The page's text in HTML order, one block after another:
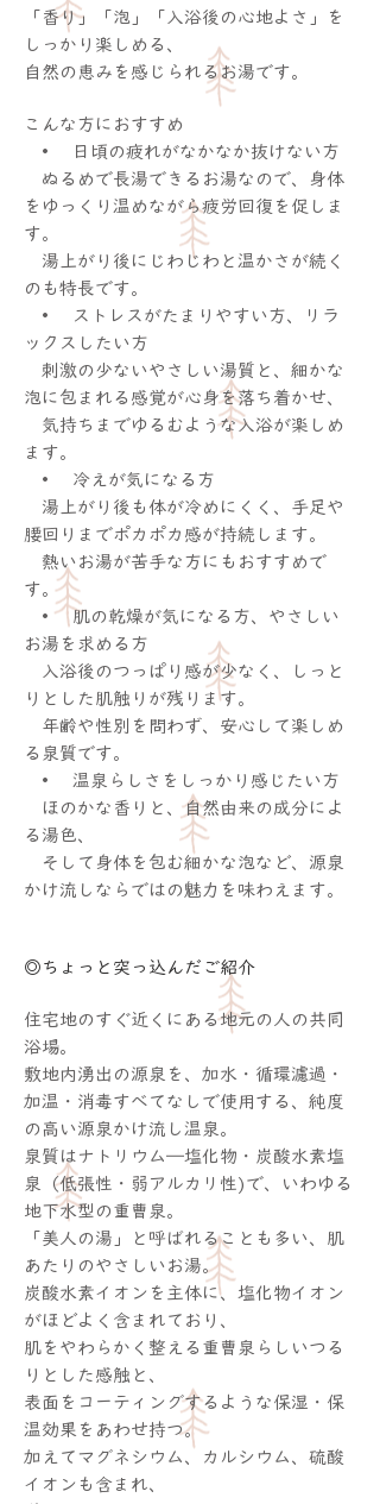
「香り」「泡」「入浴後の心地よさ」を
しっかり楽しめる、
自然の恵みを感じられるお湯です。
こんな方におすすめ
• 日頃の疲れがなかなか抜けない方
ぬるめで長湯できるお湯なので、身体
をゆっくり温めながら疲労回復を促しま
す。
湯上がり後にじわじわと温かさが続く
のも特長です。
• ストレスがたまりやすい方、リラ
ックスしたい方
刺激の少ないやさしい湯質と、細かな
泡に包まれる感覚が心身を落ち着かせ、
気持ちまでゆるむような入浴が楽しめ
ます。
• 冷えが気になる方
湯上がり後も体が冷めにくく、手足や
腰回りまでポカポカ感が持続します。
熱いお湯が苦手な方にもおすすめで
す。
• 肌の乾燥が気になる方、やさしい
お湯を求める方
入浴後のつっぱり感が少なく、しっと
りとした肌触りが残ります。
年齢や性別を問わず、安心して楽しめ
る泉質です。
• 温泉らしさをしっかり感じたい方
ほのかな香りと、自然由来の成分によ
る湯色、
そして身体を包む細かな泡など、源泉
かけ流しならではの魅力を味わえます。
◎ちょっと突っ込んだご紹介
住宅地のすぐ近くにある地元の人の共同
浴場。
敷地内湧出の源泉を、加水・循環濾過・
加温・消毒すべてなしで使用する、純度
の高い源泉かけ流し温泉。
泉質はナトリウム―塩化物・炭酸水素塩
泉（低張性・弱アルカリ性)で、いわゆる
地下水型の重曹泉。
「美人の湯」と呼ばれることも多い、肌
あたりのやさしいお湯。
炭酸水素イオンを主体に、塩化物イオン
がほどよく含まれており、
肌をやわらかく整える重曹泉らしいつる
りとした感触と、
表面をコーティングするような保湿・保
温効果をあわせ持つ。
加えてマグネシウム、カルシウム、硫酸
イオンも含まれ、